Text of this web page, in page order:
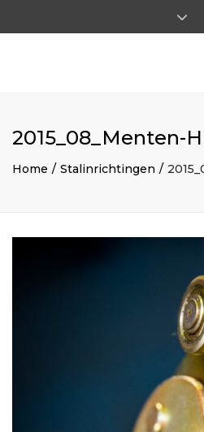
2015_08_Menten-
Home Stalinrichtingen